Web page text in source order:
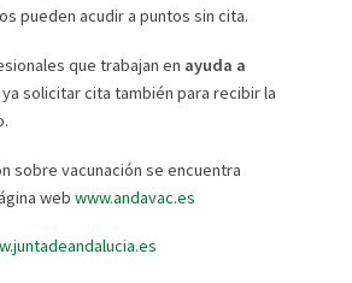
pueden acudir a puntos sin cita.
que trabajan en ayuda a
solicitar cita también para recibir la
sobre vacunación se encuentra
web www.andavac.es